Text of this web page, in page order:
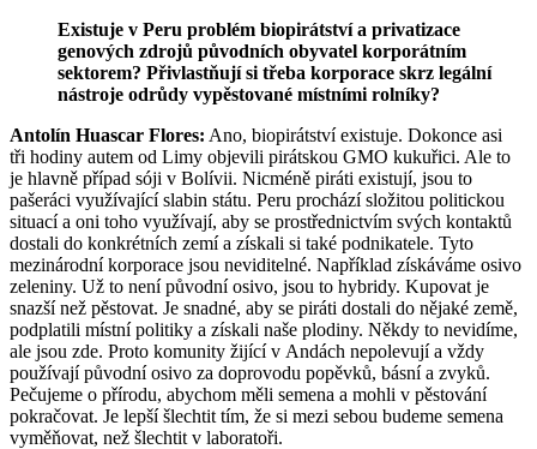
Existuje v Peru problém biopirátství a privatizace
genových zdrojů původních obyvatel korporátním
sektorem? Přivlastňují si třeba korporace skrz legální
nástroje odrůdy vypěstované místními rolníky?
Antolín Huascar Flores: Ano, biopirátství existuje. Dokonce asi
tři hodiny autem od Limy objevili pirátskou GMO kukuřici. Ale to
je hlavně případ sóji v Bolívii. Nicméně piráti existují, jsou to
pašeráci využívající slabin státu. Peru prochází složitou politickou
situací a oni toho využívají, aby se prostřednictvím svých kontaktů
dostali do konkrétních zemí a získali si také podnikatele. Tyto
mezinárodní korporace jsou neviditelné. Například získáváme osivo
zeleniny. Už to není původní osivo, jsou to hybridy. Kupovat je
snazší než pěstovat. Je snadné, aby se piráti dostali do nějaké země,
podplatili místní politiky a získali naše plodiny. Někdy to nevidíme,
ale jsou zde. Proto komunity žijící v Andách nepolevují a vždy
používají původní osivo za doprovodu popěvků, básní a zvyků.
Pečujeme o přírodu, abychom měli semena a mohli v pěstování
pokračovat. Je lepší šlechtit tím, že si mezi sebou budeme semena
vyměňovat, než šlechtit v laboratoři.